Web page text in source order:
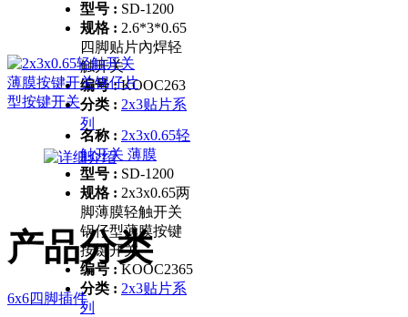
型号 : SD-1200
规格 : 2.6*3*0.65
四脚贴片內焊轻
触开关
编号 :KOOC263
分类 : 2x3贴片系
列
名称 : 2x3x0.65轻
触开关 薄膜
型号 : SD-1200
规格 : 2x3x0.65两
脚薄膜轻触开关
锅仔型薄膜按键
按键开关
编号 :KOOC2365
分类 : 2x3贴片系
列
产品分类
6x6四脚插件